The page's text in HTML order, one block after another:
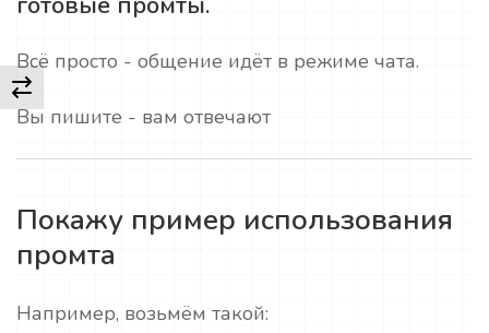
Всё просто - общение идёт в режиме чата.
Вы пишите - вам отвечают
Покажу пример использования
промта
Например, возьмём такой: